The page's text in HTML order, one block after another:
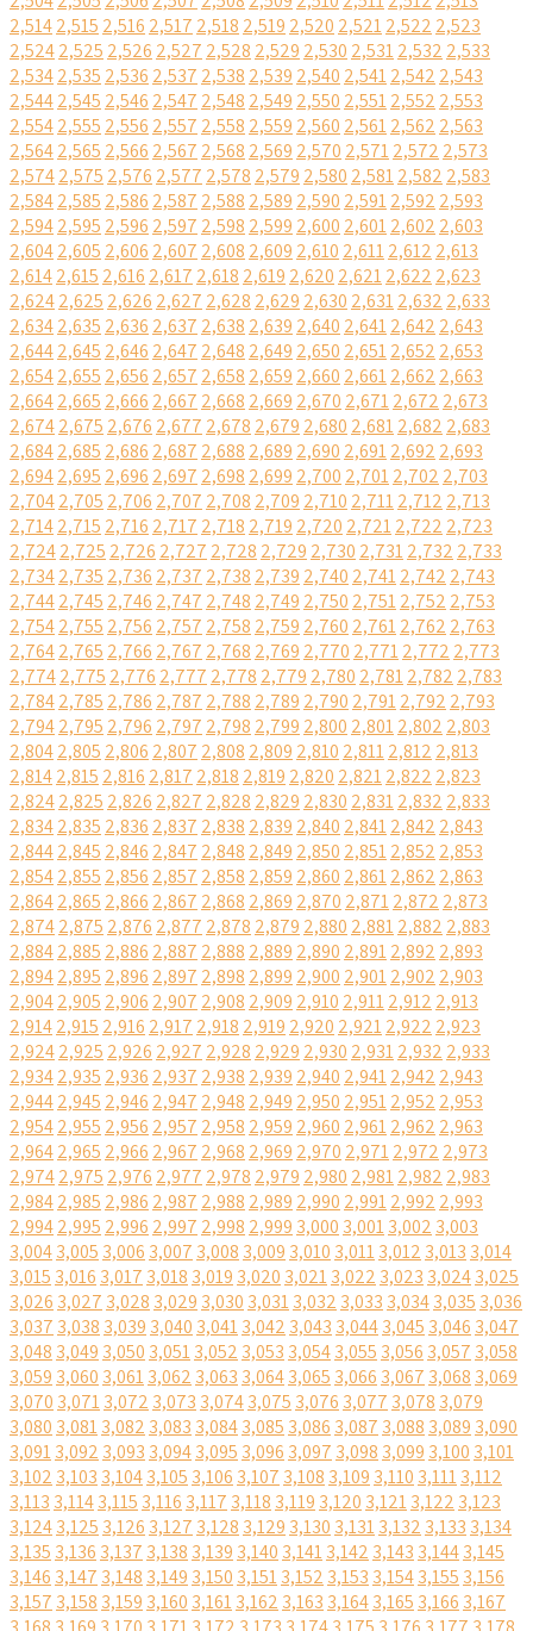
2,5142,515 2,516 2,517 2,518 2,519 2,520 2,5212,522 2,523
2,5242,525 2,526 2,527 2,528 2,529 2,530 2,5312,532 2,533
2,5342,535 2,536 2,537 2,538 2,539 2,540 2,5412,542 2,543
2,5442,545 2,546 2,547 2,548 2,549 2,550 2,5512,552 2,553
2,5542,555 2,556 2,557 2,558 2,559 2,560 2,5612,562 2,563
2,5642,565 2,566 2,567 2,568 2,569 2,570 2,5712,572 2,573
2,5742,575 2,576 2,577 2,578 2,579 2,580 2,5812,582 2,583
2,5842,585 2,586 2,587 2,588 2,589 2,590 2,5912,592 2,593
2,5942,595 2,596 2,597 2,598 2,599 2,600 2,6012,602 2,603
2,6042,605 2,606 2,607 2,608 2,609 2,610 2,6112,612 2,613
2,6142,615 2,616 2,617 2,618 2,619 2,620 2,6212,622 2,623
2,6242,625 2,626 2,627 2,628 2,629 2,630 2,6312,632 2,633
2,6342,635 2,636 2,637 2,638 2,639 2,640 2,6412,642 2,643
2,6442,645 2,646 2,647 2,648 2,649 2,650 2,6512,652 2,653
2,6542,655 2,656 2,657 2,658 2,659 2,660 2,6612,662 2,663
2,6642,665 2,666 2,667 2,668 2,669 2,670 2,6712,672 2,673
2,6742,675 2,676 2,677 2,678 2,679 2,680 2,6812,682 2,683
2,6842,685 2,686 2,687 2,688 2,689 2,690 2,6912,692 2,693
2,6942,695 2,696 2,697 2,698 2,699 2,700 2,7012,702 2,703
2,7042,705 2,706 2,707 2,708 2,709 2,710 2,7112,712 2,713
2,7142,715 2,716 2,717 2,718 2,719 2,720 2,7212,722 2,723
2,7242,725 2,726 2,727 2,728 2,729 2,730 2,7312,732 2,733
2,7342,735 2,736 2,737 2,738 2,739 2,740 2,7412,742 2,743
2,7442,745 2,746 2,747 2,748 2,749 2,750 2,7512,752 2,753
2,7542,755 2,756 2,757 2,758 2,759 2,760 2,7612,762 2,763
2,7642,765 2,766 2,767 2,768 2,769 2,770 2,7712,772 2,773
2,7742,775 2,776 2,777 2,778 2,779 2,780 2,7812,782 2,783
2,7842,785 2,786 2,787 2,788 2,789 2,790 2,7912,792 2,793
2,7942,795 2,796 2,797 2,798 2,799 2,800 2,8012,802 2,803
2,8042,805 2,806 2,807 2,808 2,809 2,810 2,8112,812 2,813
2,8142,815 2,816 2,817 2,818 2,819 2,820 2,8212,822 2,823
2,8242,825 2,826 2,827 2,828 2,829 2,830 2,8312,832 2,833
2,8342,835 2,836 2,837 2,838 2,839 2,840 2,8412,842 2,843
2,8442,845 2,846 2,847 2,848 2,849 2,850 2,8512,852 2,853
2,8542,855 2,856 2,857 2,858 2,859 2,860 2,8612,862 2,863
2,8642,865 2,866 2,867 2,868 2,869 2,870 2,8712,872 2,873
2,8742,875 2,876 2,877 2,878 2,879 2,880 2,8812,882 2,883
2,8842,885 2,886 2,887 2,888 2,889 2,890 2,8912,892 2,893
2,8942,895 2,896 2,897 2,898 2,899 2,900 2,9012,902 2,903
2,9042,905 2,906 2,907 2,908 2,909 2,910 2,9112,912 2,913
2,9142,915 2,916 2,917 2,918 2,919 2,920 2,9212,922 2,923
2,9242,925 2,926 2,927 2,928 2,929 2,930 2,9312,932 2,933
2,9342,935 2,936 2,937 2,938 2,939 2,940 2,9412,942 2,943
2,9442,945 2,946 2,947 2,948 2,949 2,950 2,9512,952 2,953
2,9542,955 2,956 2,957 2,958 2,959 2,960 2,9612,962 2,963
2,9642,965 2,966 2,967 2,968 2,969 2,970 2,9712,972 2,973
2,9742,975 2,976 2,977 2,978 2,979 2,980 2,9812,982 2,983
2,9842,985 2,986 2,987 2,988 2,989 2,990 2,9912,992 2,993
2,9942,995 2,996 2,997 2,998 2,999 3,000 3,0013,002 3,003
3,0043,005 3,006 3,007 3,008 3,009 3,010 3,0113,012 3,013 3,014
3,015 3,016 3,017 3,018 3,019 3,020 3,0213,022 3,023 3,0243,025
3,026 3,027 3,028 3,029 3,030 3,0313,032 3,033 3,0343,035 3,036
3,037 3,038 3,039 3,040 3,0413,042 3,043 3,0443,045 3,046 3,047
3,048 3,049 3,050 3,0513,052 3,053 3,0543,055 3,056 3,057 3,058
3,059 3,060 3,0613,062 3,063 3,0643,065 3,066 3,067 3,068 3,069
3,070 3,0713,072 3,073 3,0743,075 3,076 3,077 3,078 3,079
3,080 3,0813,082 3,083 3,0843,085 3,086 3,087 3,088 3,089 3,090
3,0913,092 3,093 3,0943,095 3,096 3,097 3,098 3,099 3,100 3,101
3,102 3,103 3,1043,105 3,106 3,107 3,108 3,109 3,110 3,1113,112
3,113 3,1143,115 3,116 3,117 3,118 3,119 3,120 3,1213,122 3,123
3,1243,125 3,126 3,127 3,128 3,129 3,130 3,1313,132 3,133 3,134
3,135 3,136 3,137 3,138 3,139 3,140 3,1413,142 3,143 3,1443,145
3,146 3,147 3,148 3,149 3,150 3,1513,152 3,153 3,1543,155 3,156
3,157 3,158 3,159 3,160 3,1613,162 3,163 3,1643,165 3,166 3,167